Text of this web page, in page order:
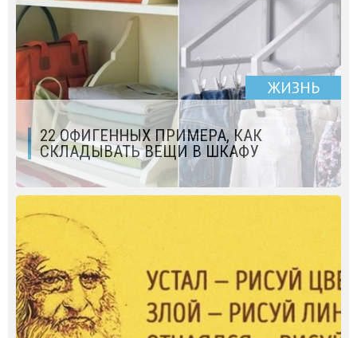
ЖИЗНЬ
22 ОФИГЕННЫХ ПРИМЕРА, КАК
СКЛАДЫВАТЬ ВЕЩИ В ШКАФУ